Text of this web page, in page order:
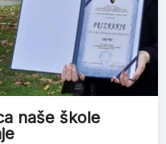
naše škole